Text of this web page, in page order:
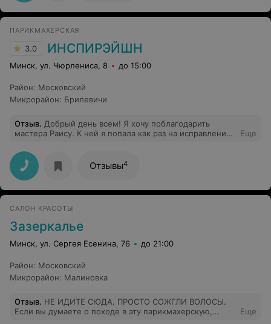
ПАРИКМАХЕРСКАЯ
3.0 ИНСПИРЭЙШН
Минск, ул. Чюрлениса, 8 до 15:00
Район: Московский
Микрорайон: Брилевичи
Отзыв. Добрый день всем! Я хочу поблагодарить
мастера Раису. К ней я попала как раз на исправление
повторную к ней же. Стрижет она не быстро, но очень
аккуратно! А массаж головы во время мытья -
божественный.
Еще
Отзывы4
САЛОН КРАСОТЫ
Зазеркалье
Минск, ул. Сергея Есенина, 76 до 21:00
Район: Московский
Микрорайон: Малиновка
Отзыв. НЕ ИДИТЕ СЮДА. ПРОСТО СОЖГЛИ ВОЛОСЫ.
Если вы думаете о походе в эту парикмахерскую,
Еще